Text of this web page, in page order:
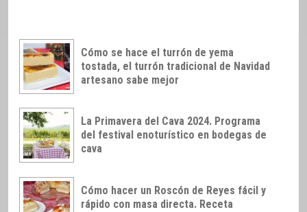
Cómo se hace el turrón de yema
tostada, el turrón tradicional de Navidad
artesano sabe mejor
La Primavera del Cava 2024. Programa
del festival enoturístico en bodegas de
cava
Cómo hacer un Roscón de Reyes fácil y
rápido con masa directa. Receta